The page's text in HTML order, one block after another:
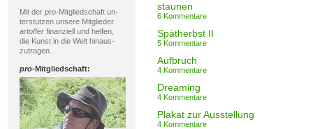
Mit der pro-Mitgliedschaft un-
terstützen unsere Mitglieder
artofferfinanziell und helfen,
die Kunst in die Welt hinaus-
zutragen.
pro-Mitgliedschaft:
staunen
6 Kommentare
Spätherbst II
5 Kommentare
Aufbruch
4 Kommentare
Dreaming
4 Kommentare
Plakat zur Ausstellung
4 Kommentare